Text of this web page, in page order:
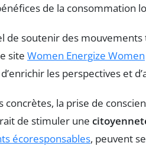
de la consommation
de soutenir des
site Women Energize Women
les perspectives et
concrètes, la prise de
de stimuler une
écoresponsables, peuvent